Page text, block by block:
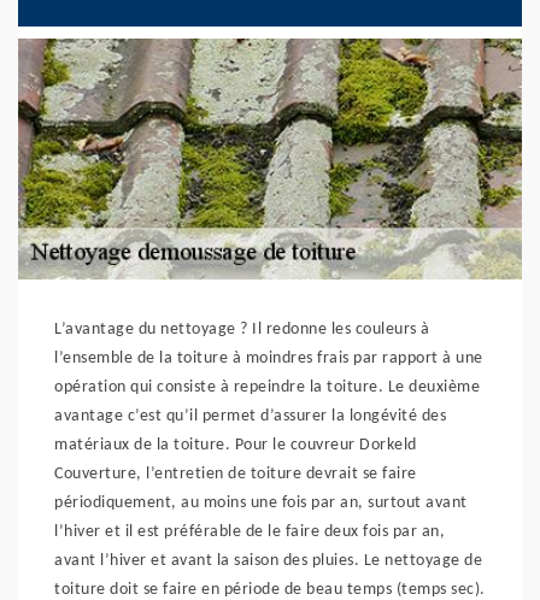
L’avantage du nettoyage ? Il redonne les couleurs à
l’ensemble de la toiture à moindres frais par rapport à une
opération qui consiste à repeindre la toiture. Le deuxième
avantage c’est qu’il permet d’assurer la longévité des
matériaux de la toiture. Pour le couvreur Dorkeld
Couverture, l’entretien de toiture devrait se faire
périodiquement, au moins une fois par an, surtout avant
l’hiver et il est préférable de le faire deux fois par an,
avant l’hiver et avant la saison des pluies. Le nettoyage de
toiture doit se faire en période de beau temps (temps sec).